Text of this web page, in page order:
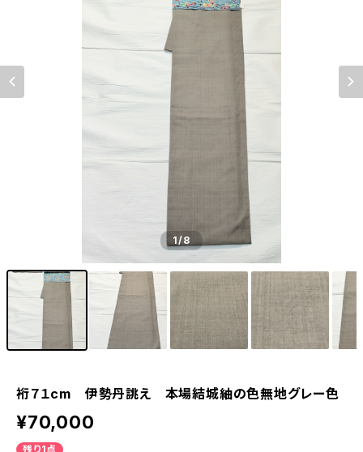
1/8
裄７１cm 伊勢丹誂え 本場結城紬の色無地グレー色
¥70,000
残り1点